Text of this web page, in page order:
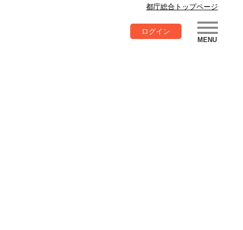
都庁総合トップページ
ログイン